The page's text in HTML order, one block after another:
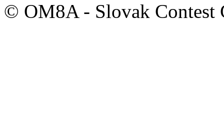
© OM8A - Slovak Contest